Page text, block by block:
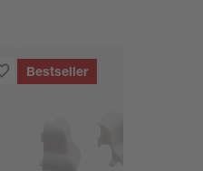
Bestseller